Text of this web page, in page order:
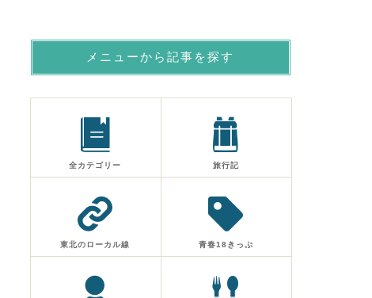
メニューから記事を探す
全カテゴリー 旅行記
東北のローカル線 青春18きっぷ